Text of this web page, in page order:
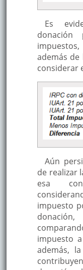
Es
donación
además
considerar
Aún
de realizar
esa
impuesto
impuesto
además,